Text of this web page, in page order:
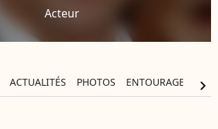
Acteur
ACTUALITÉS PHOTOS ENTOURAGE chevron_right